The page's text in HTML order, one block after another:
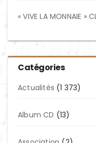
« VIVE LA MONNAIE »
Catégories
Actualités (1 373)
Album CD (13)